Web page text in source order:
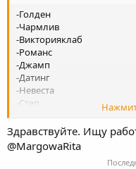
-Голден
-Чармлив
-Викторияклаб
-Романс
-Джамп
-Датинг
-Невеста
-Степ
-Лавинчат
-Натали
-Амурли , оставьте свой
Здравствуйте. Ищу
@MargowaRita